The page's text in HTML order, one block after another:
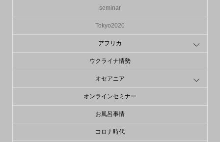
seminar
Tokyo2020
アフリカ
ウクライナ情勢
オセアニア
オンラインセミナー
お風呂事情
コロナ時代